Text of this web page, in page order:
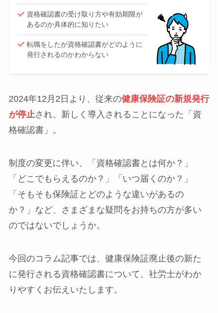
資格確認書の受け取り方や有効期限が
あるのか具体的に知りたい
転職をしたが資格確認書がどのように
発行されるのかわからない
2024年12月2日より、従来の健康保険証の新規発行
が停止され、新しく導入されることになった「資
格確認書」。
制度の変更に伴い、「資格確認書とは何か？」
「どこでもらえるのか？」「いつ届くのか？」
「そもそも保険証とどのような違いがあるの
か？」など、さまざまな疑問をお持ちの方が多い
のではないでしょうか。
今回のコラム記事では、健康保険証廃止後の新た
に発行される資格確認書について、社労士がわか
りやすくお伝えいたします。